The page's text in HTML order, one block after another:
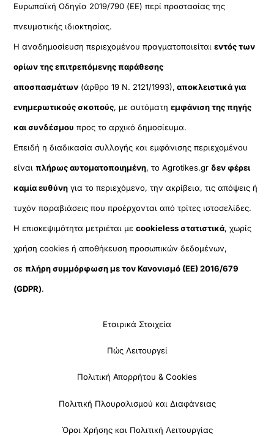
Ευρωπαϊκή Οδηγία 2019/790 (ΕΕ) περί προστασίας της
πνευματικής ιδιοκτησίας.
Η αναδημοσίευση περιεχομένου πραγματοποιείταιεντός των
ορίων της επιτρεπόμενης παράθεσης
αποσπασμάτων (άρθρο 19 Ν. 2121/1993), αποκλειστικά για
ενημερωτικούς σκοπούς, με αυτόματηεμφάνιση της πηγής
και συνδέσμου προς το αρχικό δημοσίευμα.
Επειδή η διαδικασία συλλογής και εμφάνισης περιεχομένου
είναιπλήρως αυτοματοποιημένη, το Agrotikes.gr δεν φέρει
καμία ευθύνη για το περιεχόμενο, την ακρίβεια, τις απόψεις ή
τυχόν παραβιάσεις που προέρχονται από τρίτες ιστοσελίδες.
Η επισκεψιμότητα μετριέται μεcookieless στατιστικά, χωρίς
χρήση cookies ή αποθήκευση προσωπικών δεδομένων,
σεπλήρη συμμόρφωση με τον Κανονισμό (ΕΕ) 2016/679
(GDPR).
Εταιρικά Στοιχεία
Πώς Λειτουργεί
Πολιτική Απορρήτου & Cookies
Πολιτική Πλουραλισμού και Διαφάνειας
Όροι Χρήσης και Πολιτική Λειτουργίας